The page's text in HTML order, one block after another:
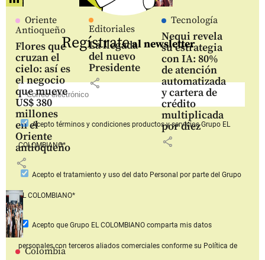
Oriente
Antioqueño
Flores que
cruzan el
cielo: así es
el negocio
que mueve
US$ 380
millones
en el
Oriente
antioqueño
share
Editoriales
La llegada
del nuevo
Presidente
share
Tecnología
Nequi revela
su estrategia
con IA: 80%
de atención
automatizada
y cartera de
crédito
multiplicada
por diez
share
Colombia
Regístrateal newsletter
Aceptotérminos y condiciones productos y serviciosGrupo EL
COLOMBIANO*
Acepto el tratamiento y uso del dato Personal por parte del Grupo
EL COLOMBIANO*
Acepto que Grupo EL COLOMBIANOcomparta mis datos
personales con terceros aliados comerciales conforme su Política de